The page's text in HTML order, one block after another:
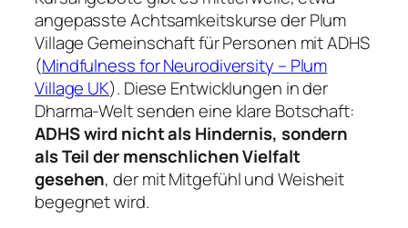
angepasste Achtsamkeitskurse der Plum
Village Gemeinschaft für Personen mit ADHS
(Mindfulness for Neurodiversity – Plum
Village UK). Diese Entwicklungen in der
Dharma-Welt senden eine klare Botschaft:
ADHS wird nicht als Hindernis, sondern
als Teil der menschlichen Vielfalt
gesehen, der mit Mitgefühl und Weisheit
begegnet wird.